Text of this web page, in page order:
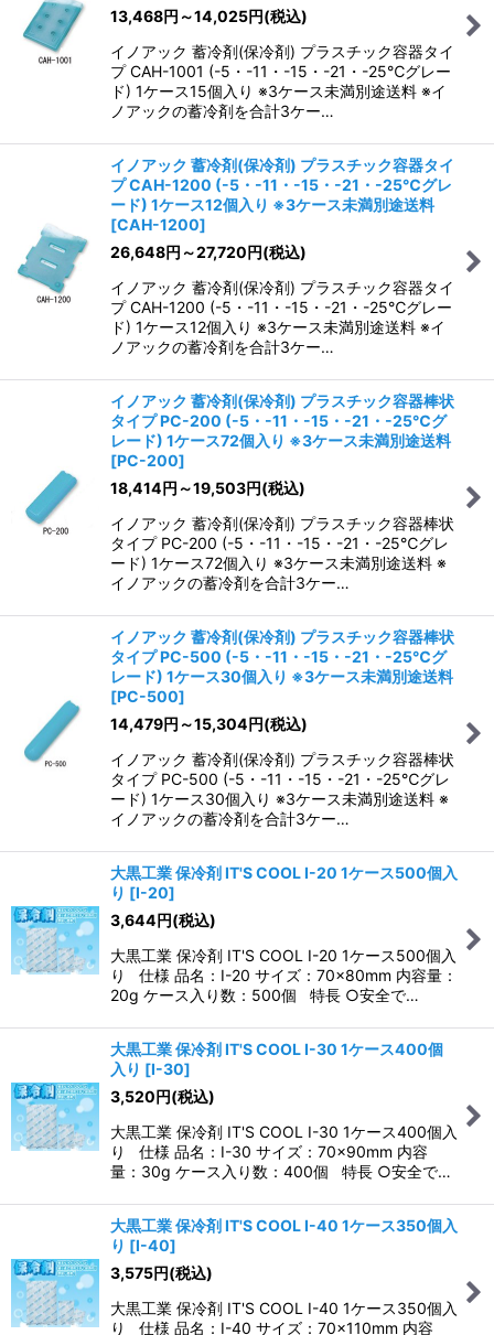
13,468円 ～14,025円(税込)
イノアック 蓄冷剤(保冷剤) プラスチック容器タイ
プ CAH-1001 (-5・-11・-15・-21・-25℃グレー
ド) 1ケース15個入り ※3ケース未満別途送料 ※イ
ノアックの蓄冷剤を合計3ケー…
イノアック 蓄冷剤(保冷剤) プラスチック容器タイ
プ CAH-1200 (-5・-11・-15・-21・-25℃グレ
ード) 1ケース12個入り ※3ケース未満別途送料
[CAH-1200]
26,648円 ～27,720円(税込)
イノアック 蓄冷剤(保冷剤) プラスチック容器タイ
プ CAH-1200 (-5・-11・-15・-21・-25℃グレー
ド) 1ケース12個入り ※3ケース未満別途送料 ※イ
ノアックの蓄冷剤を合計3ケー…
イノアック 蓄冷剤(保冷剤) プラスチック容器棒状
タイプ PC-200 (-5・-11・-15・-21・-25℃グ
レード) 1ケース72個入り ※3ケース未満別途送料
[PC-200]
18,414円 ～19,503円(税込)
イノアック 蓄冷剤(保冷剤) プラスチック容器棒状
タイプ PC-200 (-5・-11・-15・-21・-25℃グレ
ード) 1ケース72個入り ※3ケース未満別途送料 ※
イノアックの蓄冷剤を合計3ケー…
イノアック 蓄冷剤(保冷剤) プラスチック容器棒状
タイプ PC-500 (-5・-11・-15・-21・-25℃グ
レード) 1ケース30個入り ※3ケース未満別途送料
[PC-500]
14,479円 ～15,304円(税込)
イノアック 蓄冷剤(保冷剤) プラスチック容器棒状
タイプ PC-500 (-5・-11・-15・-21・-25℃グレ
ード) 1ケース30個入り ※3ケース未満別途送料 ※
イノアックの蓄冷剤を合計3ケー…
大黒工業 保冷剤 IT'S COOL I-20 1ケース500個入
り [I-20]
3,644円(税込)
大黒工業 保冷剤 IT'S COOL I-20 1ケース500個入
り 仕様 品名：I-20 サイズ：70×80mm 内容量：
20g ケース入り数：500個 特長 ○安全で…
大黒工業 保冷剤 IT'S COOL I-30 1ケース400個
入り [I-30]
3,520円(税込)
大黒工業 保冷剤 IT'S COOL I-30 1ケース400個入
り 仕様 品名：I-30 サイズ：70×90mm 内容
量：30g ケース入り数：400個 特長 ○安全で…
大黒工業 保冷剤 IT'S COOL I-40 1ケース350個入
り [I-40]
3,575円(税込)
大黒工業 保冷剤 IT'S COOL I-40 1ケース350個入
り 仕様 品名：I-40 サイズ：70×110mm 内容